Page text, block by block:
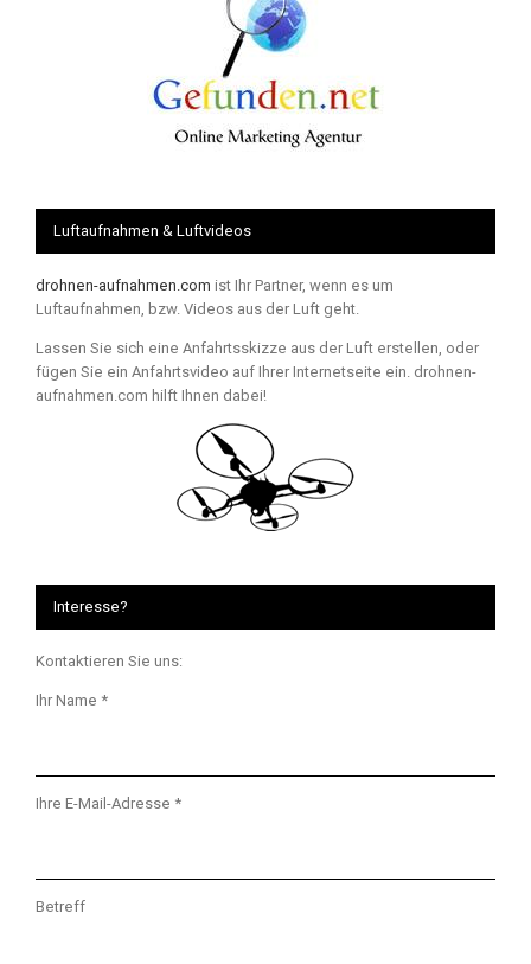
Luftaufnahmen & Luftvideos
drohnen-aufnahmen.com ist Ihr Partner, wenn es um
Luftaufnahmen, bzw. Videos aus der Luft geht.
Lassen Sie sich eine Anfahrtsskizze aus der Luft erstellen, oder
fügen Sie ein Anfahrtsvideo auf Ihrer Internetseite ein. drohnen-
aufnahmen.com hilft Ihnen dabei!
Interesse?
Kontaktieren Sie uns:
Ihr Name *
Ihre E-Mail-Adresse *
Betreff